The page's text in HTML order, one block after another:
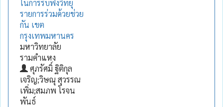
ในการรับฟังวิทยุ
รายการร่วมด้วยช่วย
กัน เขต
กรุงเทพมหานคร
มหาวิทยาลัย
รามคำแหง
ศุภรัศมิ์ ฐิติกุล
เจริญ;วิษณุ สุวรรณ
เพิ่ม;สมภพ โรจน
พันธ์